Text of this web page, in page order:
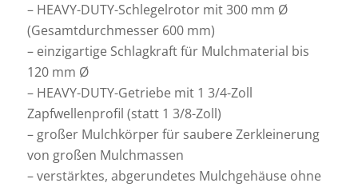
– HEAVY-DUTY-Schlegelrotor mit 300 mm Ø
(Gesamtdurchmesser 600 mm)
– einzigartige Schlagkraft für Mulchmaterial bis
120 mm Ø
– HEAVY-DUTY-Getriebe mit 1 3/4-Zoll
Zapfwellenprofil (statt 1 3/8-Zoll)
– großer Mulchkörper für saubere Zerkleinerung
von großen Mulchmassen
– verstärktes, abgerundetes Mulchgehäuse ohne